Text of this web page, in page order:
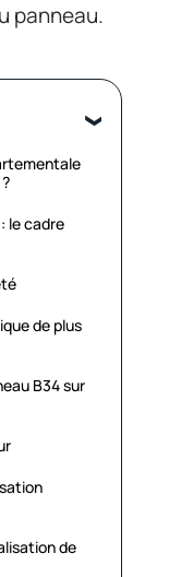
panneau.
le cadre
de plus
B34 sur
de